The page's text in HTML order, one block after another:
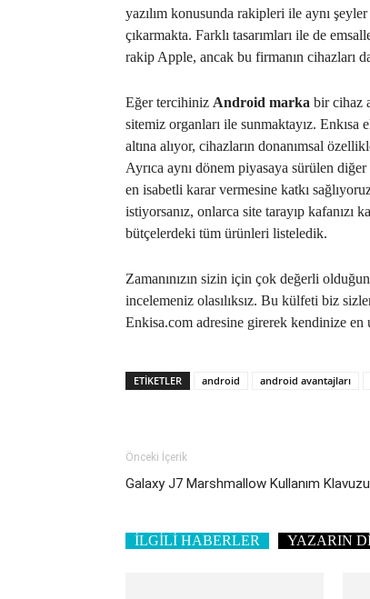
yazılım konusunda rakipleri ile aynı
çıkarmakta. Farklı tasarımları ile de
rakip Apple, ancak bu firmanın cihazları
Eğer tercihiniz Android marka bir cihaz
sitemiz organları ile sunmaktayız.
altına alıyor, cihazların donanımsal
Ayrıca aynı dönem piyasaya sürülen
en isabetli karar vermesine katkı
istiyorsanız, onlarca site tarayıp kafanızı
bütçelerdeki tüm ürünleri listeledik.
Zamanınızın sizin için çok değerli
incelemeniz olasılıksız. Bu külfeti biz
Enkisa.com adresine girerek kendinize
ETIKETLER android android avantajları
Önceki İçerik
Galaxy J7 Marshmallow Kullanım Klavuzu
İLGİLİ HABERLER YAZARIN